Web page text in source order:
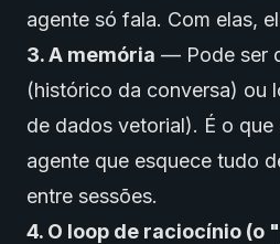
agente só fala. Com elas,
3. A memória — Pode ser
(histórico da conversa) ou
de dados vetorial). É o que
agente que esquece tudo
entre sessões.
4. O loop de raciocínio (o